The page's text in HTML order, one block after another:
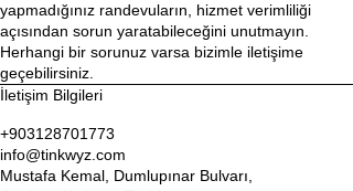
yapmadığınız randevuların, hizmet verimliliği
açısından sorun yaratabileceğini unutmayın.
Herhangi bir sorunuz varsa bizimle iletişime
geçebilirsiniz.
İletişim Bilgileri
+903128701773
info@tinkwyz.com
Mustafa Kemal, Dumlupınar Bulvarı,